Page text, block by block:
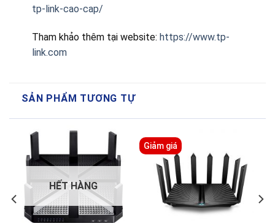
tp-link-cao-cap/
Tham khảo thêm tại website: https://www.tp-
link.com
SẢN PHẨM TƯƠNG TỰ
HẾT HÀNG
Giảm giá